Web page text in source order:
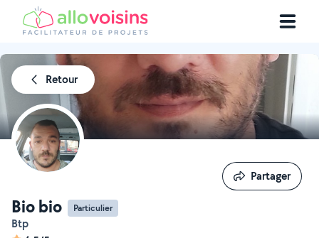
Retour
Bio bio Particulier
Btp
Partager
Partager